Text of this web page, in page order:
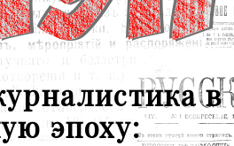
в
эпоху: